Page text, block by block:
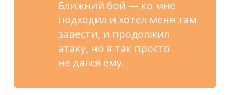
Ближний бой — ко мне
подходил и хотел меня там
завести, и продолжил
атаку, но я так просто
не дался ему.